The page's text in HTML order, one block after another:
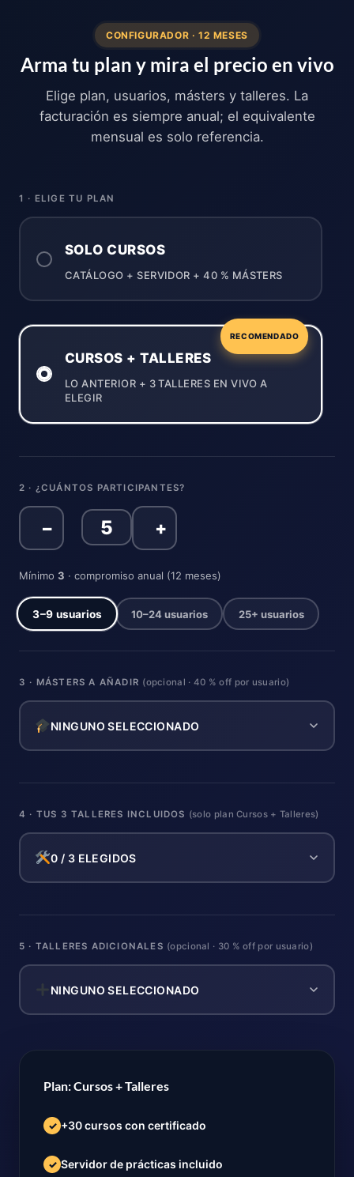
CONFIGURADOR · 12 MESES
Arma tu plan y mira el precio en vivo
Elige plan, usuarios, másters y talleres. La
facturación es siempre anual; el equivalente
mensual es solo referencia.
1 · ELIGE TU PLAN
SOLO CURSOS
CATÁLOGO + SERVIDOR + 40 % MÁSTERS
RECOMENDADO
CURSOS + TALLERES
LO ANTERIOR + 3 TALLERES EN VIVO A
ELEGIR
2 · ¿CUÁNTOS PARTICIPANTES?
− +
Mínimo 3 · compromiso anual (12 meses)
3–9 usuarios 10–24 usuarios 25+ usuarios
3 · MÁSTERS A AÑADIR (opcional · 40 % off por usuario)
NINGUNO SELECCIONADO
4 · TUS 3 TALLERES INCLUIDOS (solo plan Cursos + Talleres)
0 / 3 ELEGIDOS
5 · TALLERES ADICIONALES (opcional · 30 % off por usuario)
NINGUNO SELECCIONADO
Plan: Cursos + Talleres
✓ +30 cursos con certificado
✓ Servidor de prácticas incluido